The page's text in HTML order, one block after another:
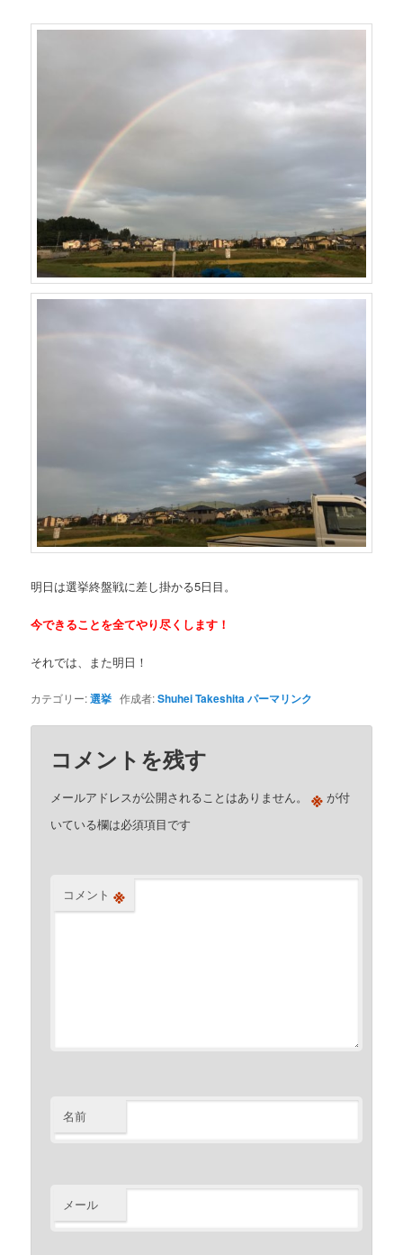
明日は選挙終盤戦に差し掛かる5日目。
今できることを全てやり尽くします！
それでは、また明日！
カテゴリー:選挙 作成者:Shuhei Takeshitaパーマリンク
コメントを残す
メールアドレスが公開されることはありません。 ※ が付
いている欄は必須項目です
コメント ※
名前
メール